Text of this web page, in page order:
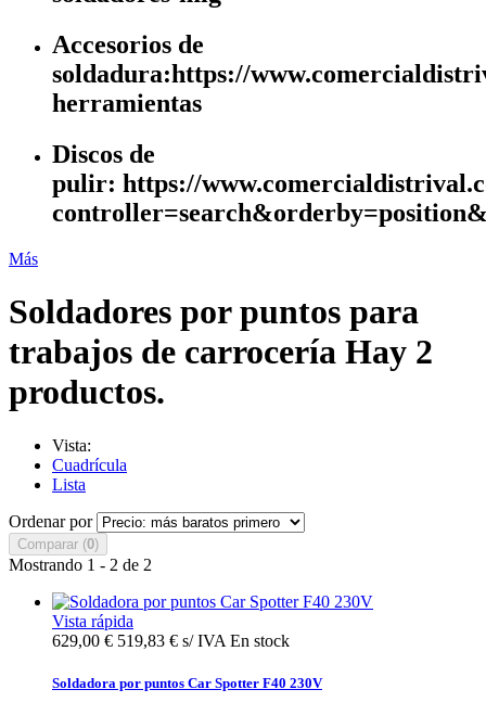
Accesorios de
soldadura:https://
herramientas
Discos de
pulir: https://
Más
Soldadores por puntos para
trabajos de carrocería Hay 2
productos.
Vista:
Cuadrícula
Lista
Ordenar por
Comparar (0)
Mostrando 1 - 2 de 2
Vista rápida
629,00 € 519,83 € s/ IVA En stock
Soldadora por puntos Car Spotter F40 230V